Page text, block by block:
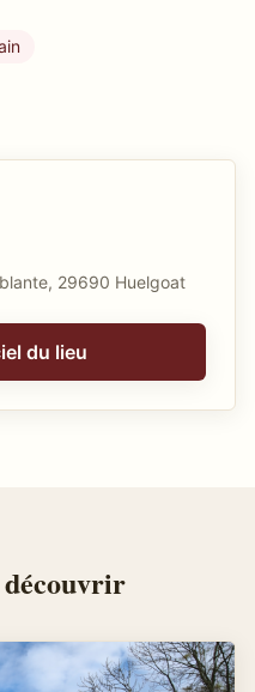
29690 Huelgoat
du lieu